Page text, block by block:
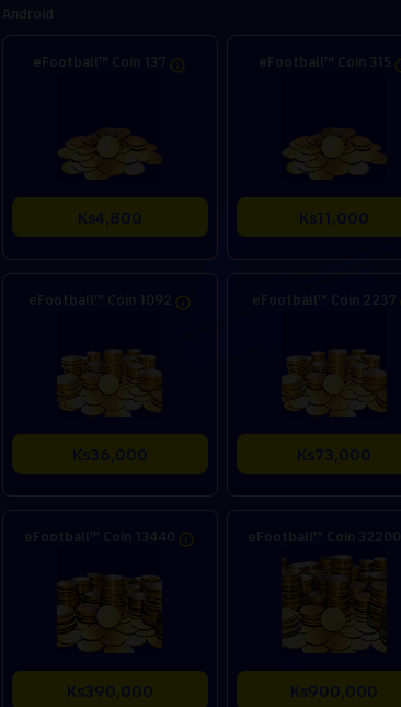
eFootball™ Coin 137
Ks4,800
eFootball™ Coin 315
Ks11,000
eFootball™ Coin 1092
Ks36,000
eFootball™ Coin 2237
Ks73,000
eFootball™ Coin 13440
Ks390,000
eFootball™ Coin 32200
Ks900,000